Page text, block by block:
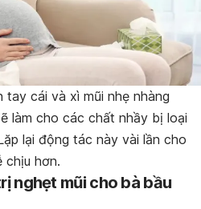
tay cái và xì mũi nhẹ nhàng
làm cho các chất nhầy bị loại
lại động tác này vài lần cho
chịu hơn.
nghẹt mũi cho bà bầu